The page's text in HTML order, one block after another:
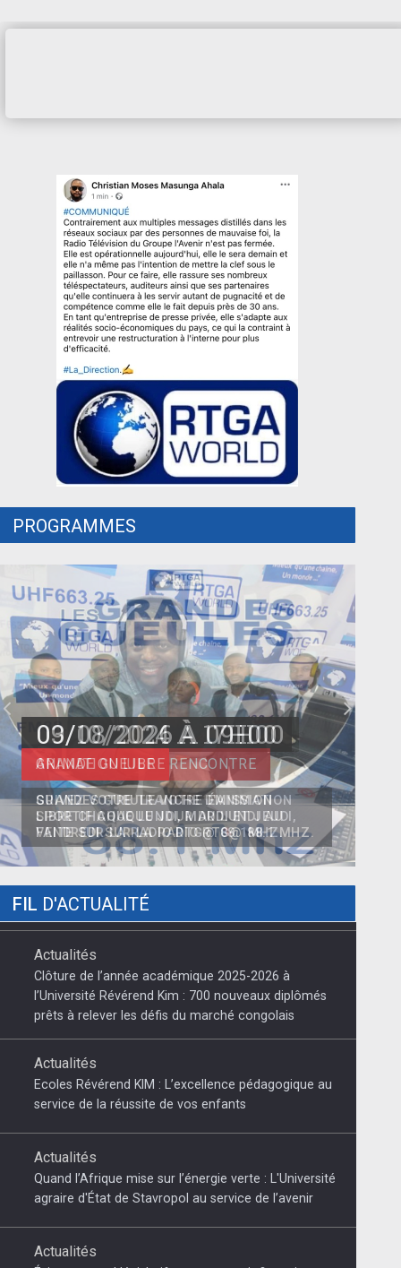
PROGRAMMES
09/08/2026 À 09H00
GRANDE GUEULE
GRANDES GUEULE VOTRE ÉMISSION
SPORTIF CHAQUE JOUR DU LUNDI AU
VENDREDI SUR LA RADIO RTG@ 88.1 MHZ.
FIL D'ACTUALITÉ
Actualités
Clôture de l’année académique 2025-2026 à
l’Université Révérend Kim : 700 nouveaux diplômés
prêts à relever les défis du marché congolais
Actualités
Ecoles Révérend KIM : L’excellence pédagogique au
service de la réussite de vos enfants
Actualités
Quand l’Afrique mise sur l’énergie verte : L'Université
agraire d'État de Stavropol au service de l’avenir
Actualités